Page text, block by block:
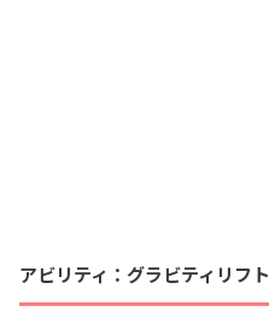
アビリティ：グラビティリフト